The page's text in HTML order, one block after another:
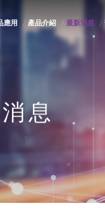
應用 產品介紹 最新消息
息